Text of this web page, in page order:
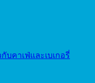
บคาเฟ่และเบเกอรี่